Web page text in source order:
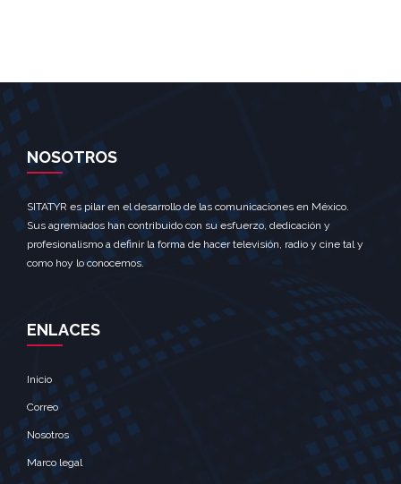
NOSOTROS
SITATYR es pilar en el desarrollo de las comunicaciones en México.
Sus agremiados han contribuido con su esfuerzo, dedicación y
profesionalismo a definir la forma de hacer televisión, radio y cine tal y
como hoy lo conocemos.
ENLACES
Inicio
Correo
Nosotros
Marco legal